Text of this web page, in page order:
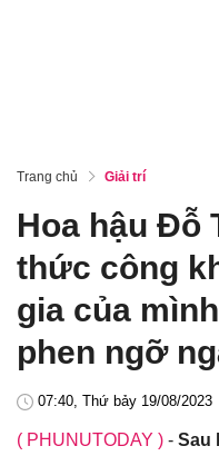
Trang chủ Giải trí
Hoa hậu Đỗ
thức công
gia của
phen ngỡ
07:40, Thứ bảy 19/08/2023
( PHUNUTODAY ) - Sau